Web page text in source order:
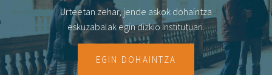
Urteetan zehar, jende askok dohaintza
eskuzabalak egin dizkio Institutuari.
EGIN DOHAINTZA